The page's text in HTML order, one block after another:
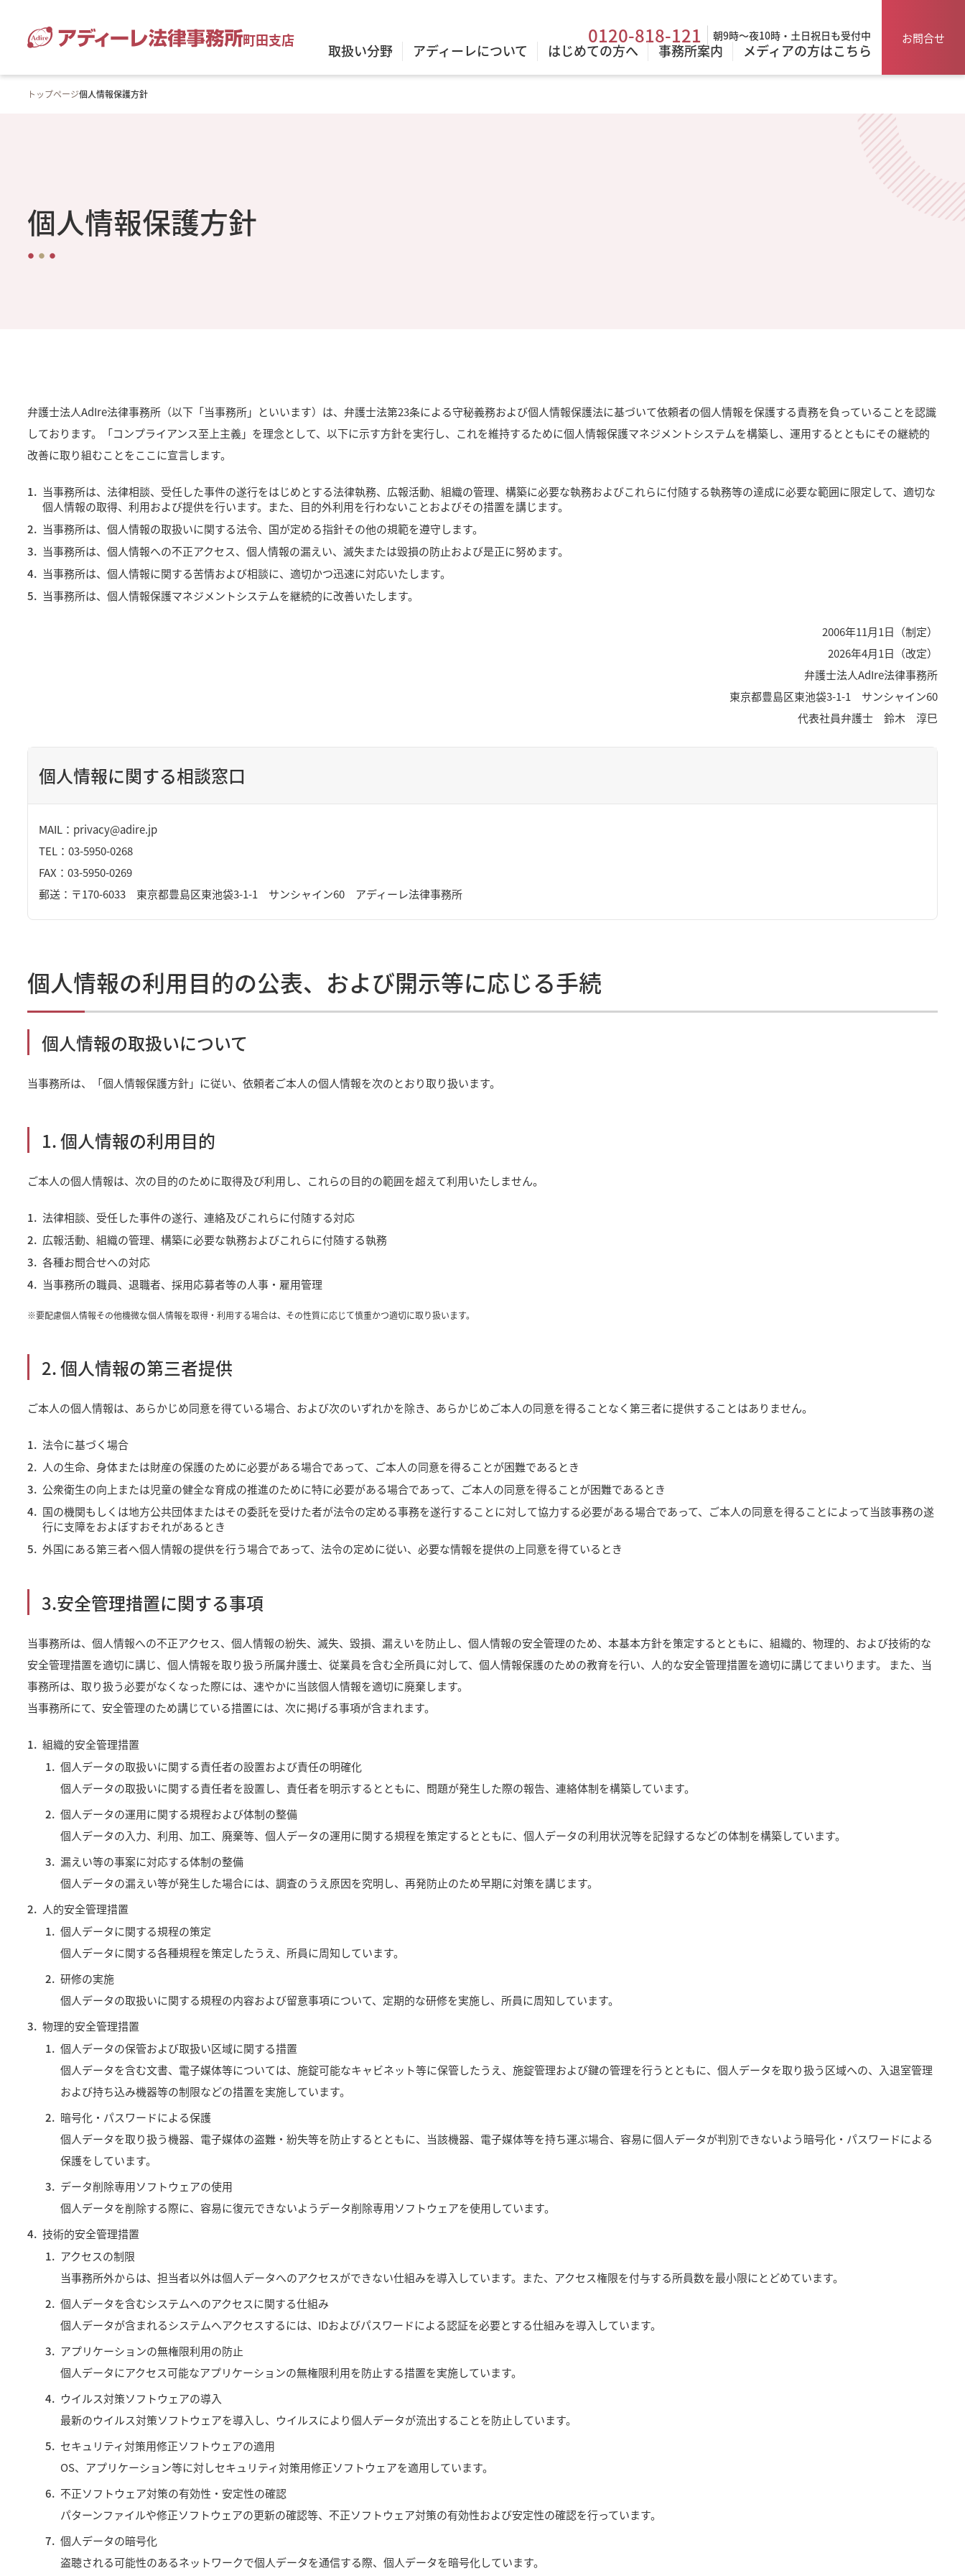
町田支店 0120-818-121 朝9時～夜10時・土日祝日も受付中
取扱い分野 アディーレについて はじめての方へ 事務所案内 メディアの方はこちら
お問合せ
トップページ個人情報保護方針
個人情報保護方針
弁護士法人AdIre法律事務所（以下「当事務所」といいます）は、弁護士法第23条による守秘義務および個人情報保護法に基づいて依頼者の個人情報を保護する責務を負っていることを認識
しております。「コンプライアンス至上主義」を理念として、以下に示す方針を実行し、これを維持するために個人情報保護マネジメントシステムを構築し、運用するとともにその継続的
改善に取り組むことをここに宣言します。
当事務所は、法律相談、受任した事件の遂行をはじめとする法律執務、広報活動、組織の管理、構築に必要な執務およびこれらに付随する執務等の達成に必要な範囲に限定して、適切な
個人情報の取得、利用および提供を行います。また、目的外利用を行わないことおよびその措置を講じます。
当事務所は、個人情報の取扱いに関する法令、国が定める指針その他の規範を遵守します。
当事務所は、個人情報への不正アクセス、個人情報の漏えい、滅失または毀損の防止および是正に努めます。
当事務所は、個人情報に関する苦情および相談に、適切かつ迅速に対応いたします。
当事務所は、個人情報保護マネジメントシステムを継続的に改善いたします。
2006年11月1日（制定）
2026年4月1日（改定）
弁護士法人AdIre法律事務所
東京都豊島区東池袋3-1-1 サンシャイン60
代表社員弁護士 鈴木 淳巳
個人情報に関する相談窓口
MAIL：privacy@adire.jp
TEL：03-5950-0268
FAX：03-5950-0269
郵送：〒170-6033 東京都豊島区東池袋3-1-1 サンシャイン60 アディーレ法律事務所
個人情報の利用目的の公表、および開示等に応じる手続
個人情報の取扱いについて
当事務所は、「個人情報保護方針」に従い、依頼者ご本人の個人情報を次のとおり取り扱います。
1. 個人情報の利用目的
ご本人の個人情報は、次の目的のために取得及び利用し、これらの目的の範囲を超えて利用いたしません。
法律相談、受任した事件の遂行、連絡及びこれらに付随する対応
広報活動、組織の管理、構築に必要な執務およびこれらに付随する執務
各種お問合せへの対応
当事務所の職員、退職者、採用応募者等の人事・雇用管理
※要配慮個人情報その他機微な個人情報を取得・利用する場合は、その性質に応じて慎重かつ適切に取り扱います。
2. 個人情報の第三者提供
ご本人の個人情報は、あらかじめ同意を得ている場合、および次のいずれかを除き、あらかじめご本人の同意を得ることなく第三者に提供することはありません。
法令に基づく場合
人の生命、身体または財産の保護のために必要がある場合であって、ご本人の同意を得ることが困難であるとき
公衆衛生の向上または児童の健全な育成の推進のために特に必要がある場合であって、ご本人の同意を得ることが困難であるとき
国の機関もしくは地方公共団体またはその委託を受けた者が法令の定める事務を遂行することに対して協力する必要がある場合であって、ご本人の同意を得ることによって当該事務の遂
行に支障をおよぼすおそれがあるとき
外国にある第三者へ個人情報の提供を行う場合であって、法令の定めに従い、必要な情報を提供の上同意を得ているとき
3.安全管理措置に関する事項
当事務所は、個人情報への不正アクセス、個人情報の紛失、滅失、毀損、漏えいを防止し、個人情報の安全管理のため、本基本方針を策定するとともに、組織的、物理的、および技術的な
安全管理措置を適切に講じ、個人情報を取り扱う所属弁護士、従業員を含む全所員に対して、個人情報保護のための教育を行い、人的な安全管理措置を適切に講じてまいります。 また、当
事務所は、取り扱う必要がなくなった際には、速やかに当該個人情報を適切に廃棄します。
当事務所にて、安全管理のため講じている措置には、次に掲げる事項が含まれます。
組織的安全管理措置
個人データの取扱いに関する責任者の設置および責任の明確化
個人データの取扱いに関する責任者を設置し、責任者を明示するとともに、問題が発生した際の報告、連絡体制を構築しています。
個人データの運用に関する規程および体制の整備
個人データの入力、利用、加工、廃棄等、個人データの運用に関する規程を策定するとともに、個人データの利用状況等を記録するなどの体制を構築しています。
漏えい等の事案に対応する体制の整備
個人データの漏えい等が発生した場合には、調査のうえ原因を究明し、再発防止のため早期に対策を講じます。
人的安全管理措置
個人データに関する規程の策定
個人データに関する各種規程を策定したうえ、所員に周知しています。
研修の実施
個人データの取扱いに関する規程の内容および留意事項について、定期的な研修を実施し、所員に周知しています。
物理的安全管理措置
個人データの保管および取扱い区域に関する措置
個人データを含む文書、電子媒体等については、施錠可能なキャビネット等に保管したうえ、施錠管理および鍵の管理を行うとともに、個人データを取り扱う区域への、入退室管理
および持ち込み機器等の制限などの措置を実施しています。
暗号化・パスワードによる保護
個人データを取り扱う機器、電子媒体の盗難・紛失等を防止するとともに、当該機器、電子媒体等を持ち運ぶ場合、容易に個人データが判別できないよう暗号化・パスワードによる
保護をしています。
データ削除専用ソフトウェアの使用
個人データを削除する際に、容易に復元できないようデータ削除専用ソフトウェアを使用しています。
技術的安全管理措置
アクセスの制限
当事務所外からは、担当者以外は個人データへのアクセスができない仕組みを導入しています。また、アクセス権限を付与する所員数を最小限にとどめています。
個人データを含むシステムへのアクセスに関する仕組み
個人データが含まれるシステムへアクセスするには、IDおよびパスワードによる認証を必要とする仕組みを導入しています。
アプリケーションの無権限利用の防止
個人データにアクセス可能なアプリケーションの無権限利用を防止する措置を実施しています。
ウイルス対策ソフトウェアの導入
最新のウイルス対策ソフトウェアを導入し、ウイルスにより個人データが流出することを防止しています。
セキュリティ対策用修正ソフトウェアの適用
OS、アプリケーション等に対しセキュリティ対策用修正ソフトウェアを適用しています。
不正ソフトウェア対策の有効性・安定性の確認
パターンファイルや修正ソフトウェアの更新の確認等、不正ソフトウェア対策の有効性および安定性の確認を行っています。
個人データの暗号化
盗聴される可能性のあるネットワークで個人データを通信する際、個人データを暗号化しています。